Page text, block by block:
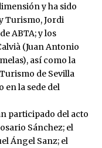
y ha sido
Turismo, Jordi
ABTA; y los
(Juan Antonio
así como la
de Sevilla
en la sede del
participado del acto
Sánchez; el
Ángel Sanz; el